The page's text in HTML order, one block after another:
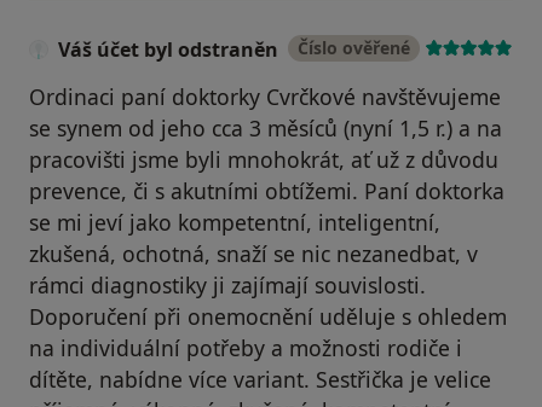
Váš účet byl odstraněn Číslo ověřené
Ordinaci paní doktorky Cvrčkové navštěvujeme
se synem od jeho cca 3 měsíců (nyní 1,5 r.) a na
pracovišti jsme byli mnohokrát, ať už z důvodu
prevence, či s akutními obtížemi. Paní doktorka
se mi jeví jako kompetentní, inteligentní,
zkušená, ochotná, snaží se nic nezanedbat, v
rámci diagnostiky ji zajímají souvislosti.
Doporučení při onemocnění uděluje s ohledem
na individuální potřeby a možnosti rodiče i
dítěte, nabídne více variant. Sestřička je velice